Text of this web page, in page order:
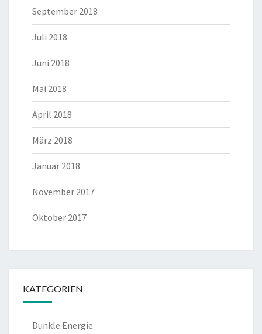
September 2018
Juli 2018
Juni 2018
Mai 2018
April 2018
März 2018
Januar 2018
November 2017
Oktober 2017
KATEGORIEN
Dunkle Energie